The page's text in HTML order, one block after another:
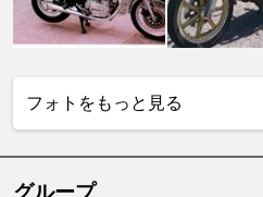
フォトをもっと見る
グループ